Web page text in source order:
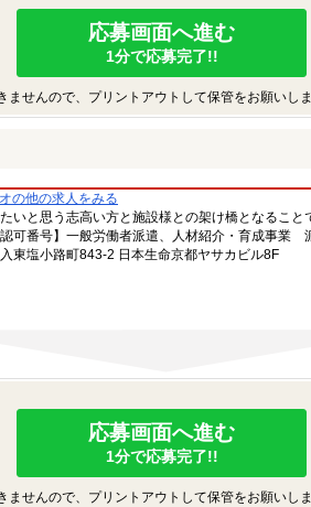
応募画面へ進む
1分で応募完了!!
せんので、プリントアウトして保管をお願いしま
の他の求人をみる
いと思う志高い方と施設様との架け橋となるこ
可番号】一般労働者派遣、人材紹介・育成事業
東塩小路町843-2 日本生命京都ヤサカビル8F
応募画面へ進む
1分で応募完了!!
せんので、プリントアウトして保管をお願いしま